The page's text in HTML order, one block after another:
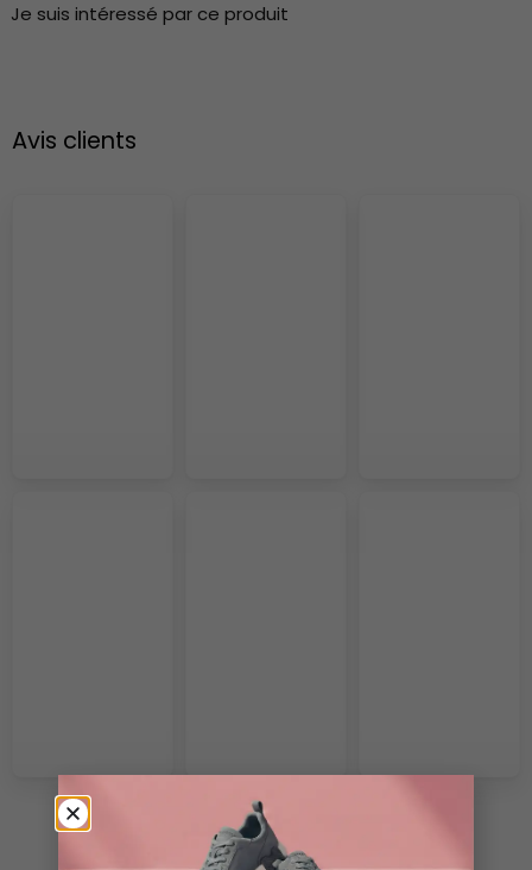
Je suis intéressé par ce produit
Avis clients
VOIR PLUS